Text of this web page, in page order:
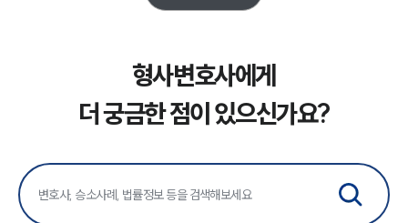
형사그룹 업무
전체
형사전문변호사
형사변호사에게
더 궁금한 점이 있으신가요?